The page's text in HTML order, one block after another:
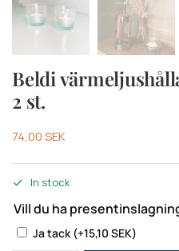
Beldi
2 st.
74,00SEK
In stock
Vill du ha
Ja tack (+15,10 SEK)